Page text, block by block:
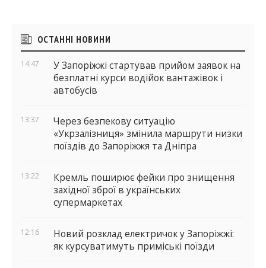
Бічні
віджети
ОСТАННІ НОВИНИ
14:47
У Запоріжжі стартував прийом заявок на
безплатні курси водійок вантажівок і
автобусів
13:37
Через безпекову ситуацію
«Укрзалізниця» змінила маршрути низки
поїздів до Запоріжжя та Дніпра
13:22
Кремль поширює фейки про знищення
західної зброї в українських
супермаркетах
12:16
Новий розклад електричок у Запоріжжі:
як курсуватимуть приміські поїзди